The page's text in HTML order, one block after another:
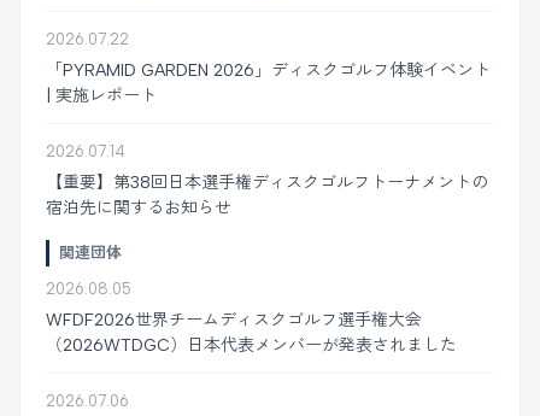
2026.07.22
「PYRAMID GARDEN 2026」ディスクゴルフ体験イベント
| 実施レポート
2026.07.14
【重要】第38回日本選手権ディスクゴルフトーナメントの
宿泊先に関するお知らせ
関連団体
2026.08.05
WFDF2026世界チームディスクゴルフ選手権大会
（2026WTDGC）日本代表メンバーが発表されました
2026.07.06